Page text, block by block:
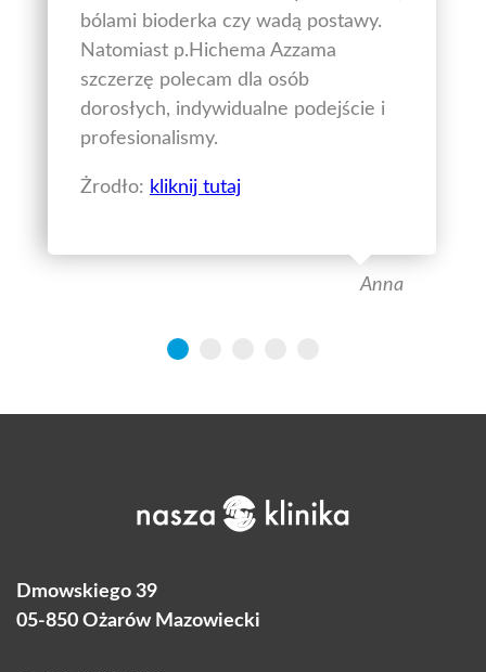
bólami bioderka czy wadą postawy.
Natomiast p.Hichema Azzama
szczerzę polecam dla osób
dorosłych, indywidualne podejście i
profesionalismy.
Żrodło: kliknij tutaj
Anna
Dmowskiego 39
05-850 Ożarów Mazowiecki